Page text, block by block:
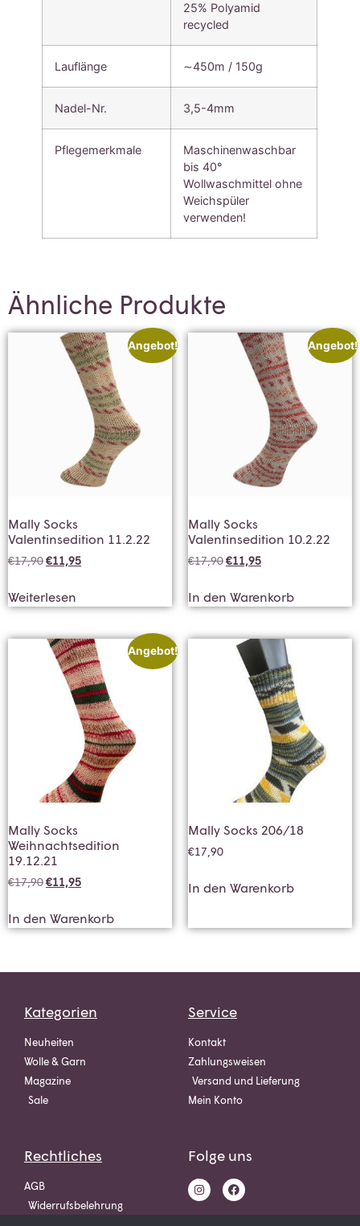
25% Polyamid
recycled
Lauflänge ∼450m / 150g
Nadel-Nr. 3,5-4mm
Pflegemerkmale
Maschinenwaschbar
bis 40°
Wollwaschmittel ohne
Weichspüler
verwenden!
Ähnliche Produkte
Angebot!
Mally Socks
Valentinsedition 11.2.22
€17,90€11,95
Weiterlesen
Angebot!
Mally Socks
Valentinsedition 10.2.22
€17,90€11,95
In den Warenkorb
Angebot!
Mally Socks
Weihnachtsedition
19.12.21
€17,90€11,95
In den Warenkorb
Mally Socks 206/18
€17,90
In den Warenkorb
Kategorien
Neuheiten
Wolle & Garn
Magazine
Sale
Service
Kontakt
Zahlungsweisen
Versand und Lieferung
Mein Konto
Rechtliches
AGB
Widerrufsbelehrung
Folge uns